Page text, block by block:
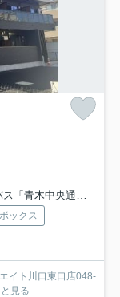
央通り」 停歩6分
ックス
イト川口東口店048-
見る